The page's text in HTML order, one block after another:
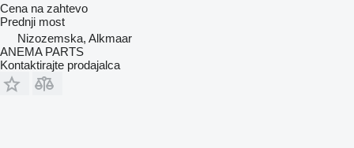
Cena na zahtevo
Prednji most
Nizozemska, Alkmaar
ANEMA PARTS
Kontaktirajte prodajalca